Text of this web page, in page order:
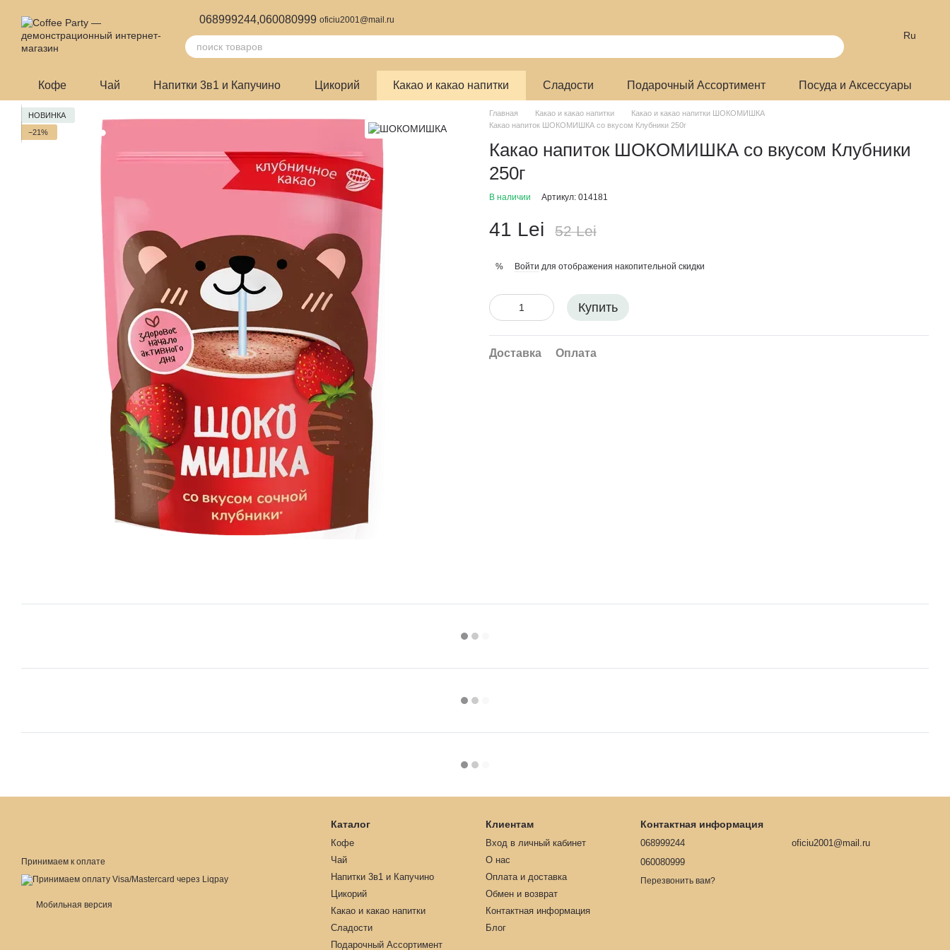
068999244,060080999 oficiu2001@mail.ru
Ru
Кофе Чай Напитки 3в1 и Капучино Цикорий Какао и какао напитки Сладости Подарочный Ассортимент Посуда и Аксессуары
НОВИНКА
−21%
Главная Какао и какао напитки
Какао и какао напитки ШОКОМИШКА
Какао напиток ШОКОМИШКА со вкусом Клубники 250г
Какао напиток ШОКОМИШКА со вкусом Клубники
250г
В наличии Артикул: 014181
41 Lei 52 Lei
% Войти для отображения накопительной скидки
Купить
Доставка Оплата
Принимаем к оплате
Мобильная версия
Каталог
Кофе
Чай
Напитки 3в1 и Капучино
Цикорий
Какао и какао напитки
Сладости
Подарочный Ассортимент
Клиентам
Вход в личный кабинет
О нас
Оплата и доставка
Обмен и возврат
Контактная информация
Блог
Контактная информация
068999244
060080999
Перезвонить вам?
oficiu2001@mail.ru